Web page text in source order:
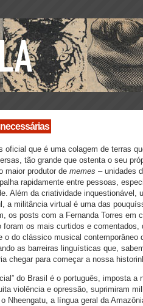
oficial que é uma colagem de terras
tão grande que ostenta o seu
maior produtor de memes – unidades
rapidamente entre pessoas,
Além da criatividade
a militância virtual é uma das
os posts com a Fernanda Torres em
foram os mais curtidos e
o do clássico musical contemporâneo
as barreiras linguísticas que,
chegar para começar a nossa
do Brasil é o português, imposta
violência e opressão, suprimiram
Nheengatu, a língua geral da